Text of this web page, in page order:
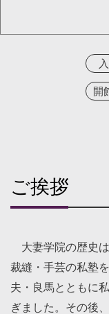
ご挨拶
大妻学院の歴史
裁縫・手芸の私塾
夫・良馬とともに
ぎました。その後
開